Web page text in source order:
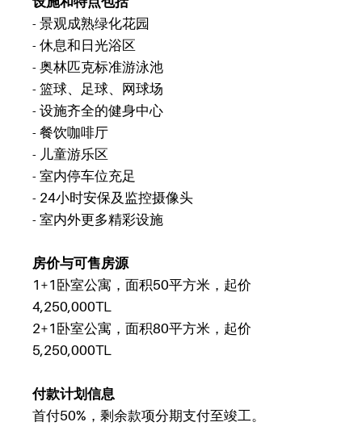
- 景观成熟绿化花园
- 休息和日光浴区
- 奥林匹克标准游泳池
- 篮球、足球、网球场
- 设施齐全的健身中心
- 餐饮咖啡厅
- 儿童游乐区
- 室内停车位充足
- 24小时安保及监控摄像头
- 室内外更多精彩设施
房价与可售房源
1+1卧室公寓，面积50平方米，起价
4,250,000TL
2+1卧室公寓，面积80平方米，起价
5,250,000TL
付款计划信息
首付50%，剩余款项分期支付至竣工。